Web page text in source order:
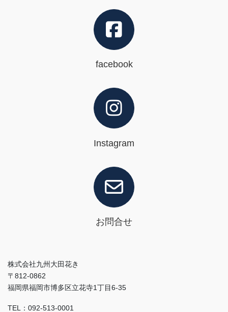
facebook
Instagram
お問合せ
株式会社九州大田花き
〒812-0862
福岡県福岡市博多区立花寺1丁目6-35
TEL：092-513-0001